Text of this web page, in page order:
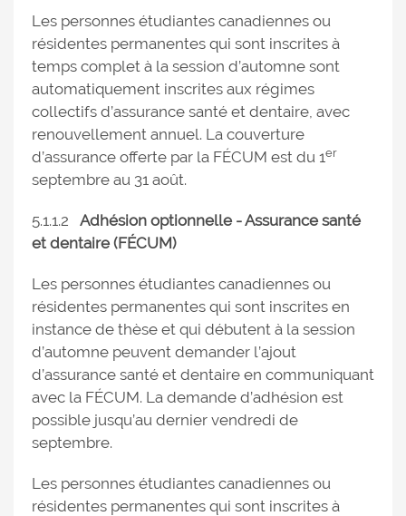
Les personnes étudiantes canadiennes ou
résidentes permanentes qui sont inscrites à
temps complet à la session d’automne sont
automatiquement inscrites aux régimes
collectifs d’assurance santé et dentaire, avec
renouvellement annuel. La couverture
d’assurance offerte par la FÉCUM est du 1er
septembre au 31 août.
5.1.1.2 Adhésion optionnelle - Assurance santé
et dentaire (FÉCUM)
Les personnes étudiantes canadiennes ou
résidentes permanentes qui sont inscrites en
instance de thèse et qui débutent à la session
d’automne peuvent demander l’ajout
d’assurance santé et dentaire en communiquant
avec la FÉCUM. La demande d’adhésion est
possible jusqu’au dernier vendredi de
septembre.
Les personnes étudiantes canadiennes ou
résidentes permanentes qui sont inscrites à